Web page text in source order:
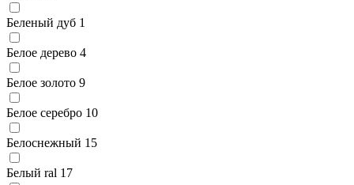
Беленый дуб 1
Белое дерево 4
Белое золото 9
Белое серебро 10
Белоснежный 15
Белый ral 17